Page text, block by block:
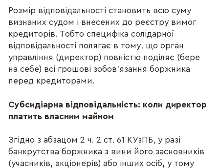
Розмір відповідальності становить всю суму
визнаних судом і внесених до реєстру вимог
кредиторів. Тобто специфіка солідарної
відповідальності полягає в тому, що орган
управління (директор) повністю поділяє (бере
на себе) всі грошові зобов’язання боржника
перед кредиторами.
Субсидіарна відповідальність: коли директор
платить власним майном
Згідно з абзацом 2 ч. 2 ст. 61 КУзПБ, у разі
банкрутства боржника з вини його засновників
(учасників, акціонерів) або інших осіб, у тому